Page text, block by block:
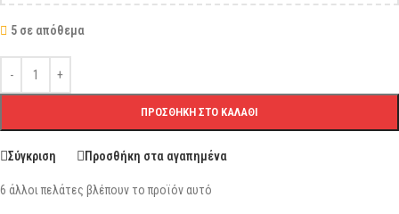
5 σε απόθεμα
ΠΡΟΣΘΉΚΗ ΣΤΟ ΚΑΛΆΘΙ
Σύγκριση Προσθήκη στα αγαπημένα
6 άλλοι πελάτες βλέπουν το προϊόν αυτό